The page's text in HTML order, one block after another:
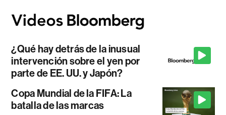
¿Qué hay detrás de la inusual
intervención sobre el yen por
parte de EE. UU. y Japón?
Copa Mundial de la FIFA: La
batalla de las marcas